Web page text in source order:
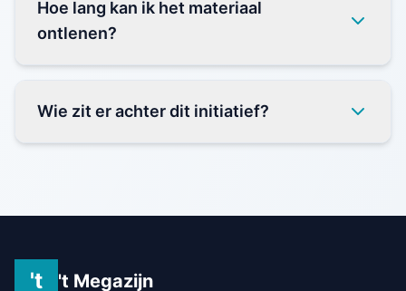
Hoe lang kan ik het materiaal
ontlenen?
Wie zit er achter dit initiatief?
't 't Megazijn